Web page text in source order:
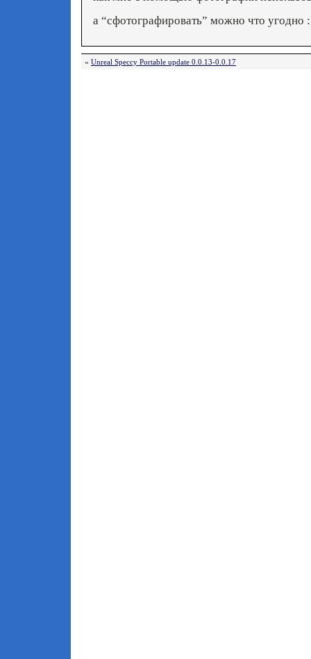
а “сфотографировать” можно что угодно
« Unreal Speccy Portable update 0.0.13-0.0.17